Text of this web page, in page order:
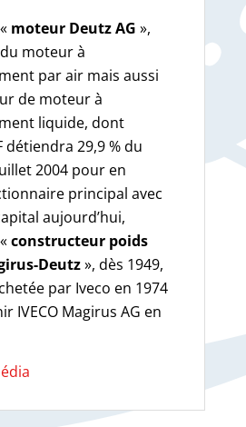
moteur Deutz AG »,
moteur à
par air mais aussi
de moteur à
liquide, dont
détiendra 29,9 % du
2004 pour en
principal avec
aujourd’hui,
constructeur poids
Deutz», dès 1949,
par Iveco en 1974
IVECO Magirus AG en